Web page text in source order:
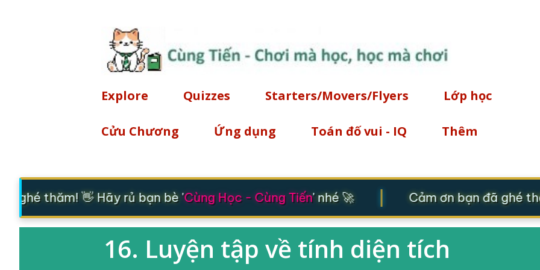
Explore Quizzes Starters/Movers/Flyers Lớp học
Cửu Chương Ứng dụng Toán đố vui - IQ Thêm
ghé thăm! 👋 Hãy rủ bạn bè 'Cùng Học - Cùng Tiến' nhé 🚀 Cảm ơn bạn đã ghé
16. Luyện tập về tính diện tích